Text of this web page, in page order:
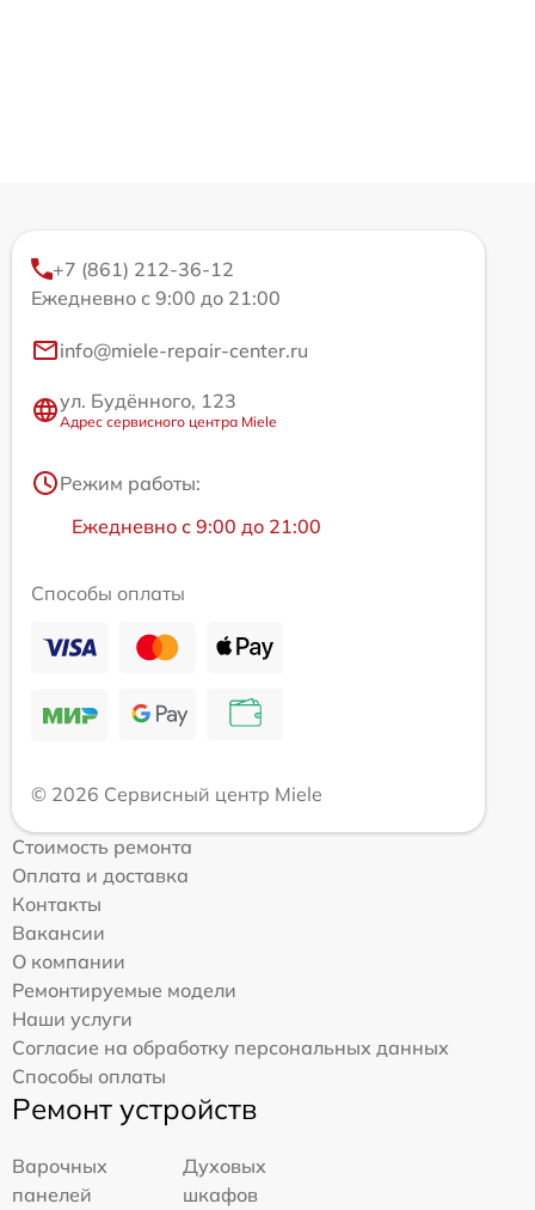
+7 (861) 212-36-12
Ежедневно с 9:00 до 21:00
info@miele-repair-center.ru
ул. Будённого, 123
Адрес сервисного центра Miele
Режим работы:
Ежедневно с 9:00 до 21:00
Способы оплаты
© 2026 Сервисный центр Miele
Стоимость ремонта
Оплата и доставка
Контакты
Вакансии
О компании
Ремонтируемые модели
Наши услуги
Согласие на обработку персональных данных
Способы оплаты
Ремонт устройств
Варочных
панелей
Духовых
шкафов